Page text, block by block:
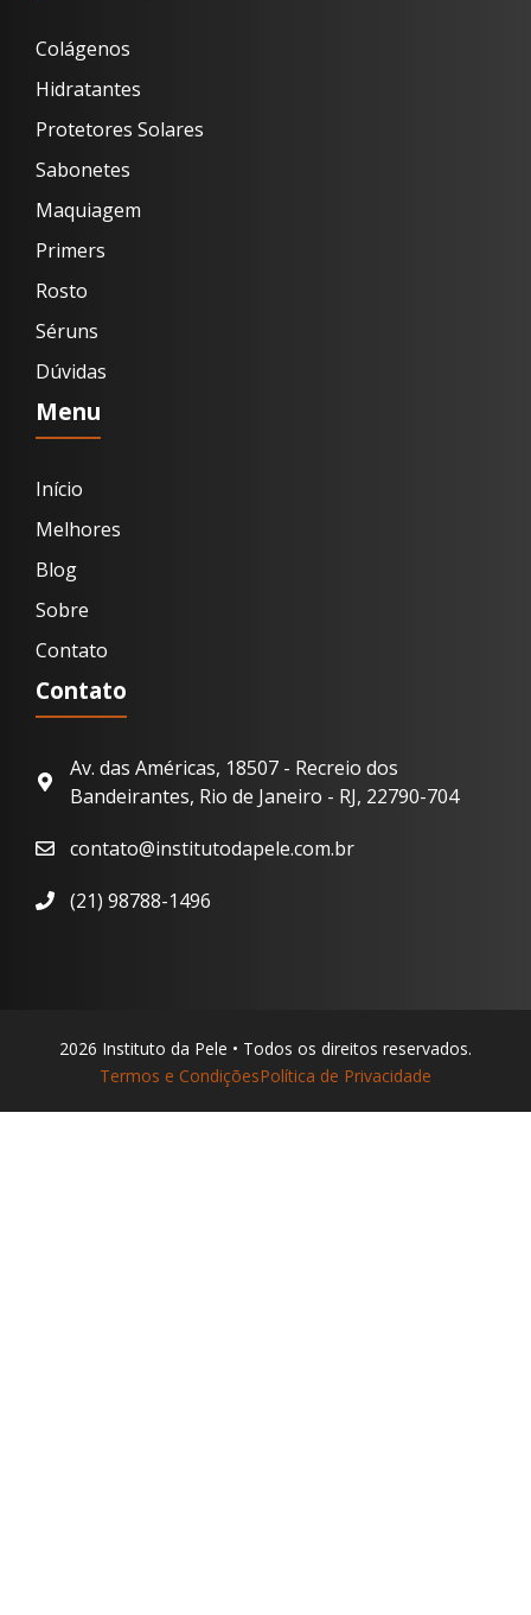
Colágenos
Hidratantes
Protetores Solares
Sabonetes
Maquiagem
Primers
Rosto
Séruns
Dúvidas
Menu
Início
Melhores
Blog
Sobre
Contato
Contato
Av. das Américas, 18507 - Recreio dos
Bandeirantes, Rio de Janeiro - RJ, 22790-704
contato@institutodapele.com.br
(21) 98788-1496
2026 Instituto da Pele • Todos os direitos reservados.
Termos e CondiçõesPolítica de Privacidade